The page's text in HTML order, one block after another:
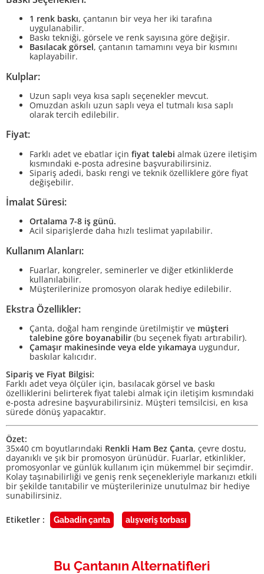
Bu Çantanın Alternatifleri
1 renk baskı, çantanın bir veya her iki tarafına
uygulanabilir.
Baskı tekniği, görsele ve renk sayısına göre değişir.
Basılacak görsel, çantanın tamamını veya bir kısmını
kaplayabilir.
Kulplar:
Uzun saplı veya kısa saplı seçenekler mevcut.
Omuzdan askılı uzun saplı veya el tutmalı kısa saplı
olarak tercih edilebilir.
Fiyat:
Farklı adet ve ebatlar için fiyat talebi almak üzere iletişim
kısmındaki e-posta adresine başvurabilirsiniz.
Sipariş adedi, baskı rengi ve teknik özelliklere göre fiyat
değişebilir.
İmalat Süresi:
Ortalama 7-8 iş günü.
Acil siparişlerde daha hızlı teslimat yapılabilir.
Kullanım Alanları:
Fuarlar, kongreler, seminerler ve diğer etkinliklerde
kullanılabilir.
Müşterilerinize promosyon olarak hediye edilebilir.
Ekstra Özellikler:
Çanta, doğal ham renginde üretilmiştir ve müşteri
talebine göre boyanabilir (bu seçenek fiyatı artırabilir).
Çamaşır makinesinde veya elde yıkamaya uygundur,
baskılar kalıcıdır.
Sipariş ve Fiyat Bilgisi:
Farklı adet veya ölçüler için, basılacak görsel ve baskı
özelliklerini belirterek fiyat talebi almak için iletişim kısmındaki
e-posta adresine başvurabilirsiniz. Müşteri temsilcisi, en kısa
sürede dönüş yapacaktır.
Özet:
35x40 cm boyutlarındaki Renkli Ham Bez Çanta, çevre dostu,
dayanıklı ve şık bir promosyon ürünüdür. Fuarlar, etkinlikler,
promosyonlar ve günlük kullanım için mükemmel bir seçimdir.
Kolay taşınabilirliği ve geniş renk seçenekleriyle markanızı etkili
bir şekilde tanıtabilir ve müşterilerinize unutulmaz bir hediye
sunabilirsiniz.
Etiketler : Gabadin çanta alışveriş torbası